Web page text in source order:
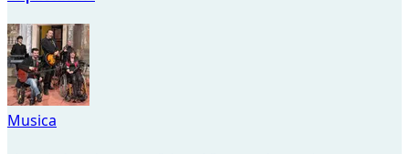
Musica